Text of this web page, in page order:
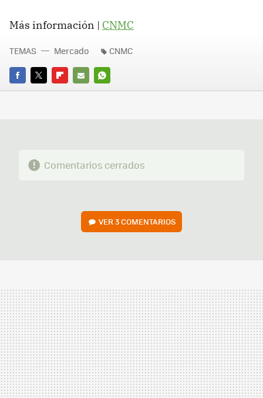
Más información | CNMC
FACEBOOK
TWITTERFLIPBOARD
E-
WHATSAPP
TEMAS Mercado CNMC
Comentarios cerrados
VER3 COMENTARIOS